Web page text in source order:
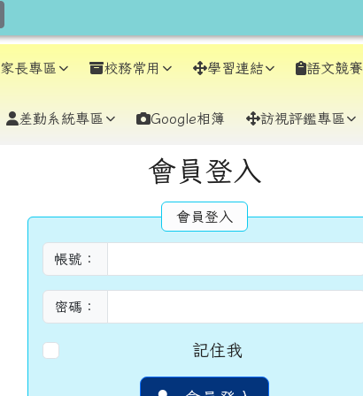
家長專區 校務常用 學習連結 語文競賽
差勤系統專區 Google相簿 訪視評鑑專區
會員登入
會員登入
帳號：
密碼：
記住我